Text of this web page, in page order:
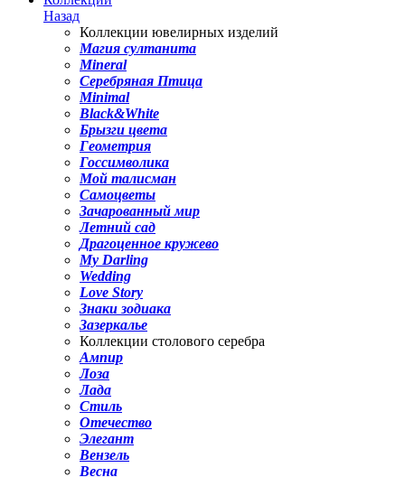
Назад
Коллекции ювелирных изделий
Магия султанита
Mineral
Серебряная Птица
Minimal
Black&White
Брызги цвета
Геометрия
Госсимволика
Мой талисман
Самоцветы
Зачарованный мир
Летний сад
Драгоценное кружево
My Darling
Wedding
Love Story
Знаки зодиака
Зазеркалье
Коллекции столового серебра
Ампир
Лоза
Лада
Стиль
Отечество
Элегант
Вензель
Весна